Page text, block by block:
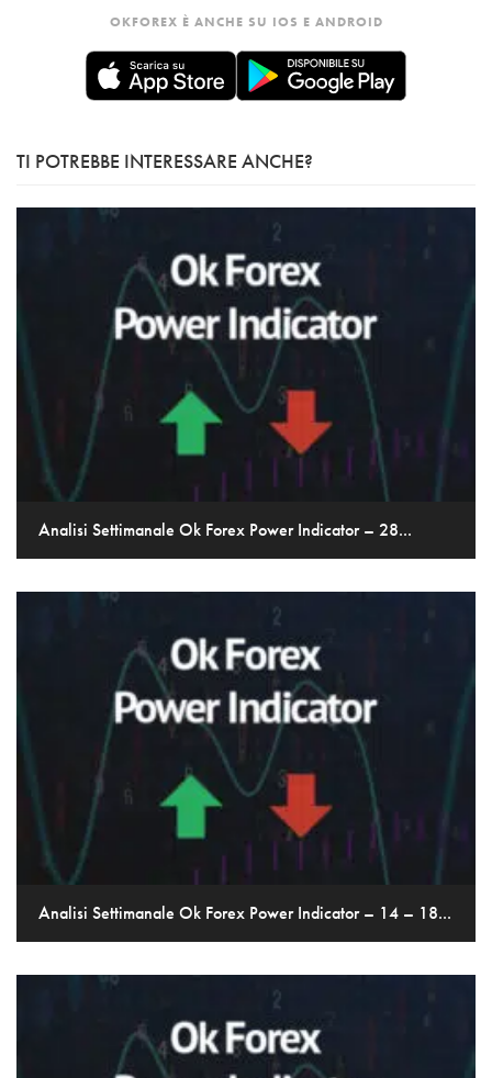
OKFOREX È ANCHE SU IOS E ANDROID
TI POTREBBE INTERESSARE ANCHE?
Analisi Settimanale Ok Forex Power Indicator – 28...
Analisi Settimanale Ok Forex Power Indicator – 14 – 18...